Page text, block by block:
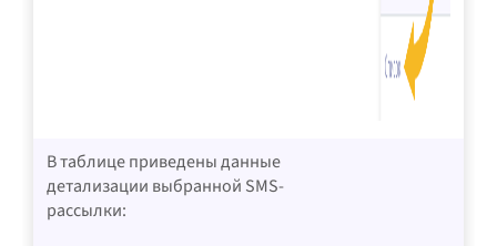
В таблице приведены данные
детализации выбранной SMS-
рассылки: